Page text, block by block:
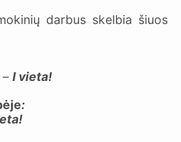
darbus skelbia šiuos
–I vieta!
: